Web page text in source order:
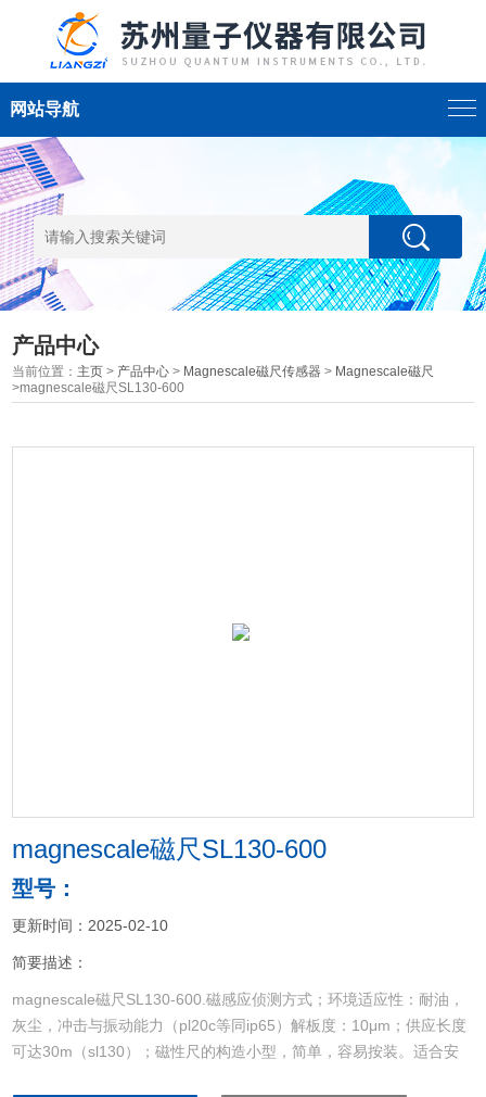
网站导航
产品中心
当前位置： 主页 > 产品中心 > Magnescale磁尺传感器 > Magnescale磁尺
>magnescale磁尺SL130-600
magnescale磁尺SL130-600
型号：
更新时间：2025-02-10
简要描述：
magnescale磁尺SL130-600.磁感应侦测方式；环境适应性：耐油，
灰尘，冲击与振动能力（pl20c等同ip65）解板度：10μm；供应长度
可达30m（sl130）；磁性尺的构造小型，简单，容易按装。适合安